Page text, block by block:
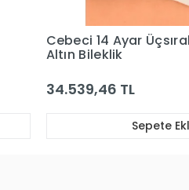
Cebeci 14 Ayar Ataçlı
Bileklik
134.023,79 TL
Sepete